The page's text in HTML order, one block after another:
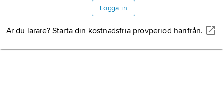
Logga in
Är du lärare? Starta din kostnadsfria provperiod härifrån.